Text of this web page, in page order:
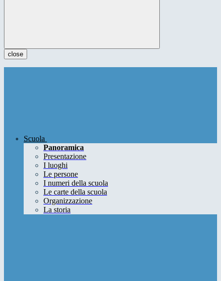
close
Scuola
Panoramica
Presentazione
I luoghi
Le persone
I numeri della scuola
Le carte della scuola
Organizzazione
La storia